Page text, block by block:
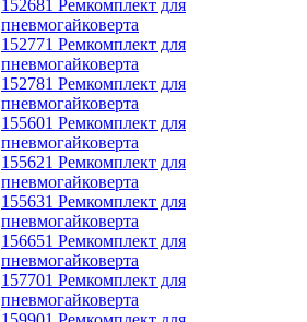
152681 Ремкомплект для
пневмогайковерта
152771 Ремкомплект для
пневмогайковерта
152781 Ремкомплект для
пневмогайковерта
155601 Ремкомплект для
пневмогайковерта
155621 Ремкомплект для
пневмогайковерта
155631 Ремкомплект для
пневмогайковерта
156651 Ремкомплект для
пневмогайковерта
157701 Ремкомплект для
пневмогайковерта